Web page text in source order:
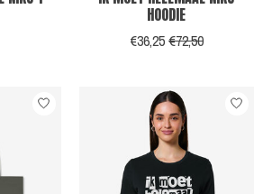
HOODIE
€36,25€72,50